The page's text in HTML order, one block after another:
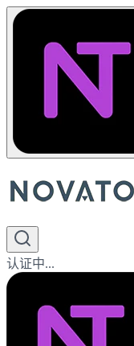
认证中...